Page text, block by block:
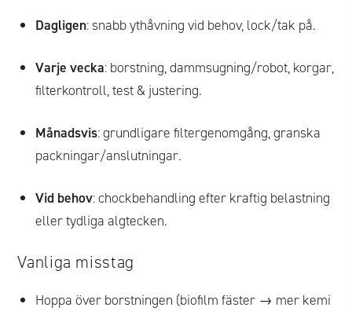
Dagligen: snabb ythåvning vid behov, lock/tak på.
Varje vecka: borstning, dammsugning/robot, korgar,
filterkontroll, test & justering.
Månadsvis: grundligare filtergenomgång, granska
packningar/anslutningar.
Vid behov: chockbehandling efter kraftig belastning
eller tydliga algtecken.
Vanliga misstag
Hoppa över borstningen (biofilm fäster → mer kemi